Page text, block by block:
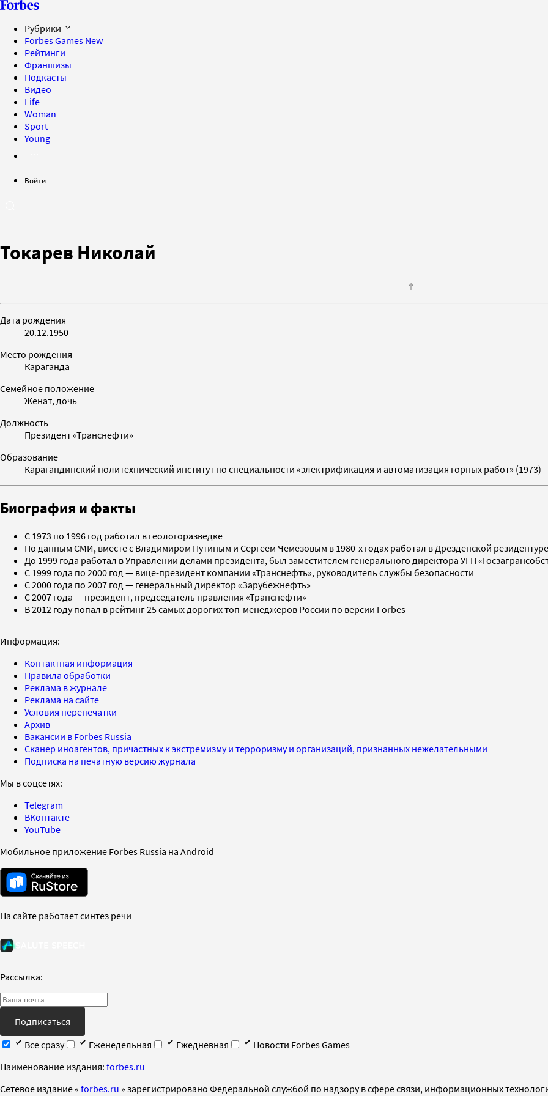
Рубрики
Forbes Games New
Рейтинги
Франшизы
Подкасты
Видео
Life
Woman
Sport
Young
Войти
Токарев Николай
Дата рождения
20.12.1950
Место рождения
Караганда
Семейное положение
Женат, дочь
Должность
Президент «Транснефти»
Образование
Карагандинский политехнический институт по специальности «электрификация и автоматизация горных работ» (1973)
Биография и факты
C 1973 по 1996 год работал в геологоразведке
По данным СМИ, вместе с Владимиром Путиным и Сергеем Чемезовым в 1980-х годах работал в Дрезденской
До 1999 года работал в Управлении делами президента, был заместителем генерального директора УГП
C 1999 года по 2000 год — вице-президент компании «Транснефть», руководитель службы безопасности
C 2000 года по 2007 год — генеральный директор «Зарубежнефть»
C 2007 года — президент, председатель правления «Транснефти»
В 2012 году попал в рейтинг 25 самых дорогих топ-менеджеров России по версии Forbes
Информация:
Контактная информация
Правила обработки
Реклама в журнале
Реклама на сайте
Условия перепечатки
Архив
Вакансии в Forbes Russia
Сканер иноагентов, причастных к экстремизму и терроризму и организаций, признанных нежелательными
Подписка на печатную версию журнала
Мы в соцсетях:
Telegram
ВКонтакте
YouTube
Мобильное приложение Forbes Russia на Android
На сайте работает синтез речи
Рассылка:
Подписаться
Все сразу
Еженедельная Ежедневная
Новости Forbes Games
Наименование издания: forbes.ru
Cетевое издание « forbes.ru » зарегистрировано Федеральной службой по надзору в сфере связи, информационных